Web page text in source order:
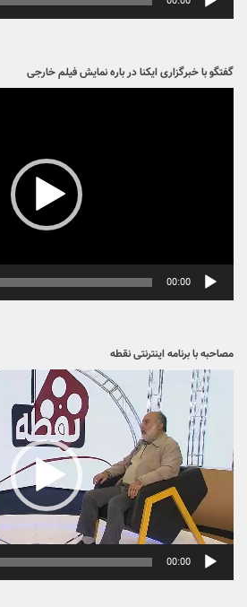
گفتگو با خبرگزاری ایکنا در باره نمایش فیلم خارجی
00:00
مصاحبه با برنامه اینترنتی نقطه
نمایشگر
00:00